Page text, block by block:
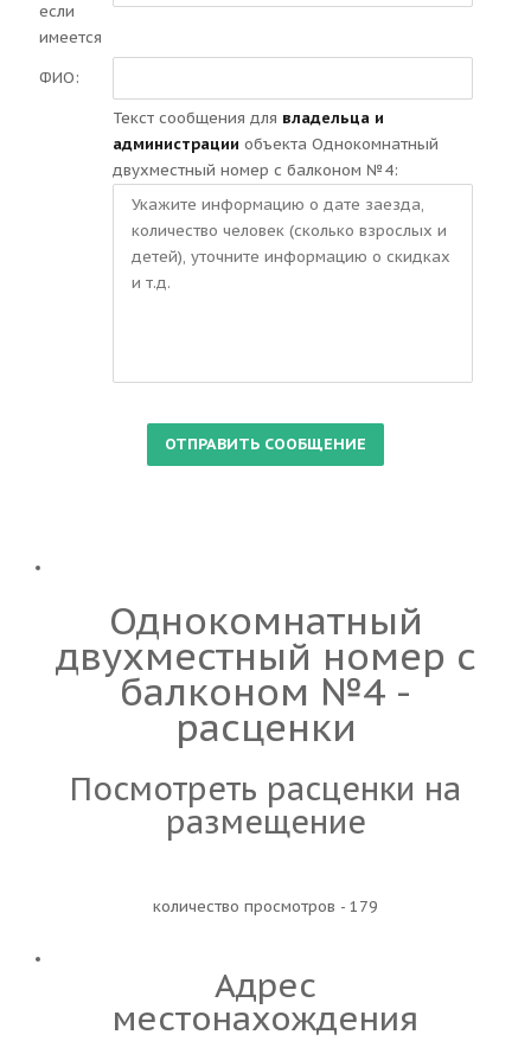
если
имеется
ФИО:
Текст сообщения для владельца и
администрации объекта Однокомнатный
двухместный номер с балконом №4:
Однокомнатный
двухместный номер с
балконом №4 -
расценки
Посмотреть расценки на
размещение
количество просмотров - 179
Адрес
местонахождения